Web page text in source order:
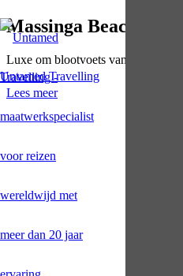
Untamed Travelling
Massinga Beach Lodge
Luxe om blootvoets van te genieten
Lees meer